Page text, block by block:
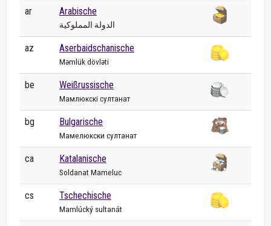
ar Arabische
الدولة المملوكية
az Aserbaidschanische
Məmlük dövləti
be Weißrussische
Мамлюкскі султанат
bg Bulgarische
Мамелюкски султанат
ca Katalanische
Soldanat Mameluc
cs Tschechische
Mamlúcký sultanát